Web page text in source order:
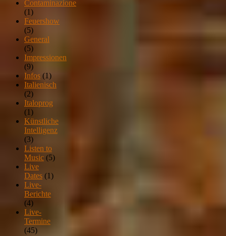
Contaminazione
(1)
Feuershow
(5)
General
(5)
Impressionen
(9)
Infos (1)
Italienisch
(2)
Italoprog
(1)
Künstliche
Intelligenz
(3)
Listen to
Music (5)
Live
Dates (1)
Live-
Berichte
(4)
Live-
Termine
(45)